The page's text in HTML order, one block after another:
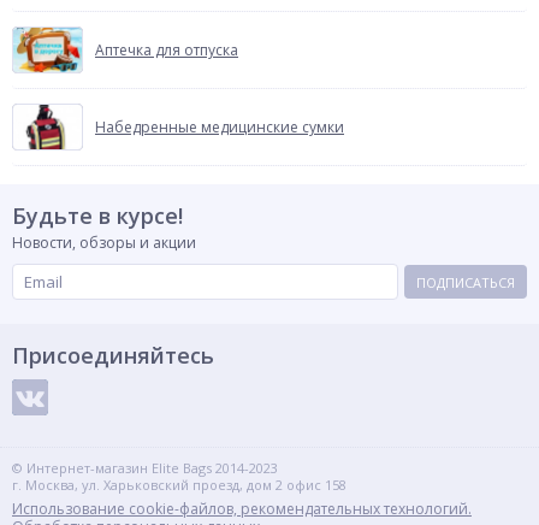
Аптечка для отпуска
Набедренные медицинские сумки
Будьте в курсе!
Новости, обзоры и акции
ПОДПИСАТЬСЯ
Присоединяйтесь
© Интернет-магазин Elite Bags 2014-2023
г. Москва, ул. Харьковский проезд, дом 2 офис 158
Использование cookie-файлов, рекомендательных технологий.